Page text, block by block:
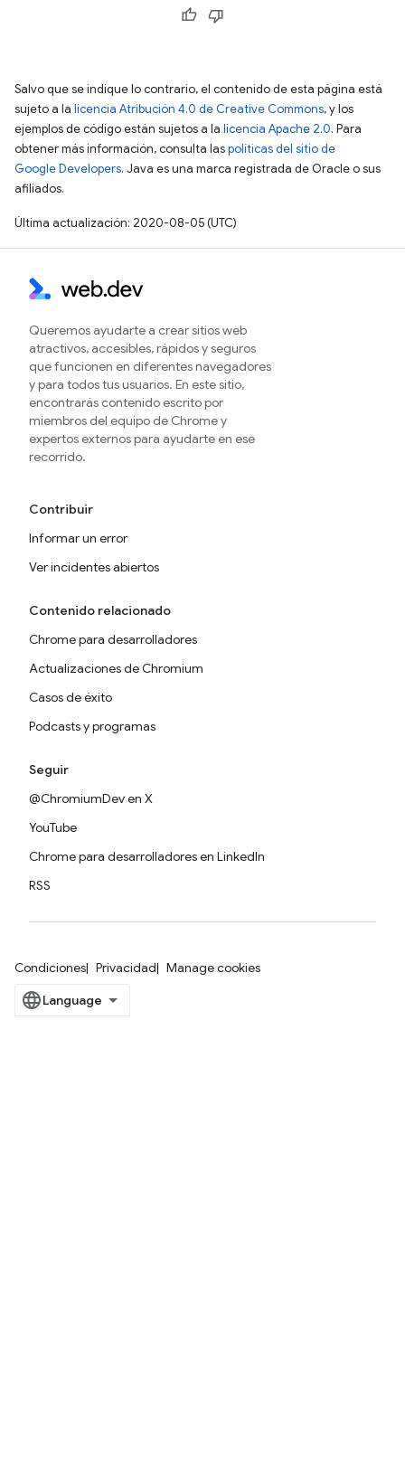
Salvo que se indique lo contrario, el contenido de esta página está
sujeto a la licencia Atribución 4.0 de Creative Commons, y los
ejemplos de código están sujetos a la licencia Apache 2.0. Para
obtener más información, consulta laspolíticas del sitio de
Google Developers. Java es una marca registrada de Oracle o sus
afiliados.
Última actualización: 2020-08-05 (UTC)
Queremos ayudarte a crear sitios web
atractivos, accesibles, rápidos y seguros
que funcionen en diferentes navegadores
y para todos tus usuarios. En este sitio,
encontrarás contenido escrito por
miembros del equipo de Chrome y
expertos externos para ayudarte en ese
recorrido.
Contribuir
Informar un error
Ver incidentes abiertos
Contenido relacionado
Chrome para desarrolladores
Actualizaciones de Chromium
Casos de éxito
Podcasts y programas
Seguir
@ChromiumDev en X
YouTube
Chrome para desarrolladores en LinkedIn
RSS
Condiciones Privacidad Manage cookies